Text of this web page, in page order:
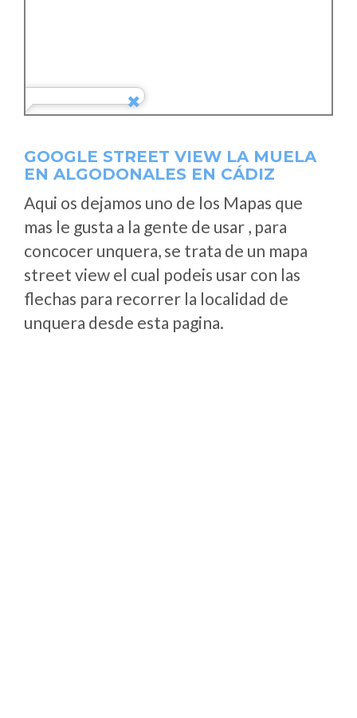
GOOGLE STREET VIEW LA MUELA
EN ALGODONALES EN CÁDIZ
Aqui os dejamos uno de los Mapas que
mas le gusta a la gente de usar , para
concocer unquera, se trata de un mapa
street view el cual podeis usar con las
flechas para recorrer la localidad de
unquera desde esta pagina.